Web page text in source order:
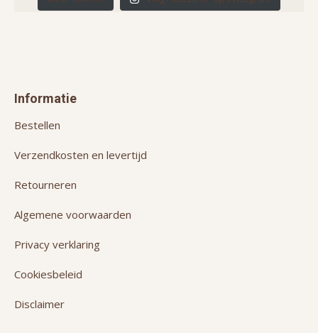
Informatie
Bestellen
Verzendkosten en levertijd
Retourneren
Algemene voorwaarden
Privacy verklaring
Cookiesbeleid
Disclaimer